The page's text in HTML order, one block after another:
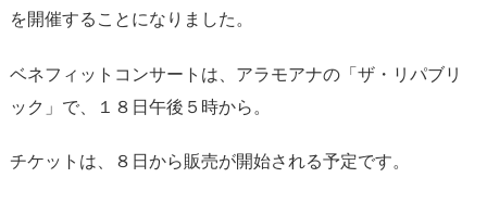
を開催することになりました。
ベネフィットコンサートは、アラモアナの「ザ・リパブリ
ック」で、１８日午後５時から。
チケットは、８日から販売が開始される予定です。